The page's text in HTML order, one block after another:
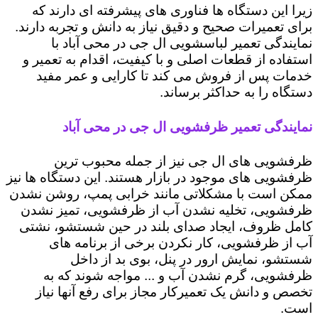
زیرا این دستگاه ها فناوری های پیشرفته ای دارند که
برای تعمیرات صحیح و دقیق نیاز به دانش و تجربه دارند.
نمایندگی تعمیر لباسشویی ال جی در محی آباد با
استفاده از قطعات اصلی و با کیفیت، اقدام به تعمیر و
خدمات پس از فروش می کند تا کارایی و عمر مفید
دستگاه را به حداکثر برساند.
نمایندگی تعمیر ظرفشویی ال جی در محی آباد
ظرفشویی های ال جی نیز از جمله محبوب ترین
ظرفشویی های موجود در بازار هستند. این دستگاه ها نیز
ممکن است با مشکلاتی مانند خرابی پمپ، روشن نشدن
ظرفشویی، تخلیه نشدن آب از ظرفشویی، تمیز نشدن
کامل ظروف، ایجاد صدای بلند در حین شستشو، نشتی
آب از ظرفشویی، کار نکردن برخی از برنامه های
شستشو، نمایش ارور در پنل، بوی بد از داخل
ظرفشویی، گرم نشدن آب و ... مواجه شوند که به
تخصص و دانش یک تعمیرکار مجاز برای رفع آنها نیاز
است.